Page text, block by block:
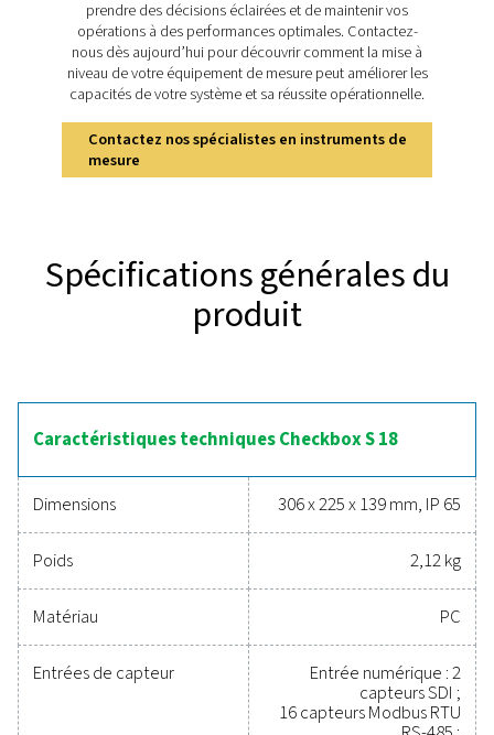
Découvrez les
caractéristiques de la
S 18
précise et efficace du système. Son écran tactile de 5
offre une visualisation des données en temps réel,
prise en charge de 20 capteurs maximum permet
serveur Web intégré et un boîtier durable certifié IP
Checkbox S 18 est conçue pour les environnements
exigeants. Des fonctionnalités supplémentaires,
totalisateur pour les signaux analogiques et des
création de rapports avancés, en font une solution
pour l’optimisation des systèmes d’air comprimé et
Des outils fiables pour
les performances,